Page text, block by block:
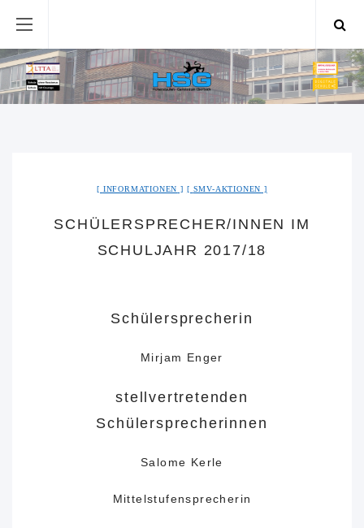
INFORMATIONEN SMV-AKTIONEN
SCHÜLERSPRECHER/INNEN IM
SCHULJAHR 2017/18
Schülersprecherin
Mirjam Enger
stellvertretenden
Schülersprecherinnen
Salome Kerle
Mittelstufensprecherin